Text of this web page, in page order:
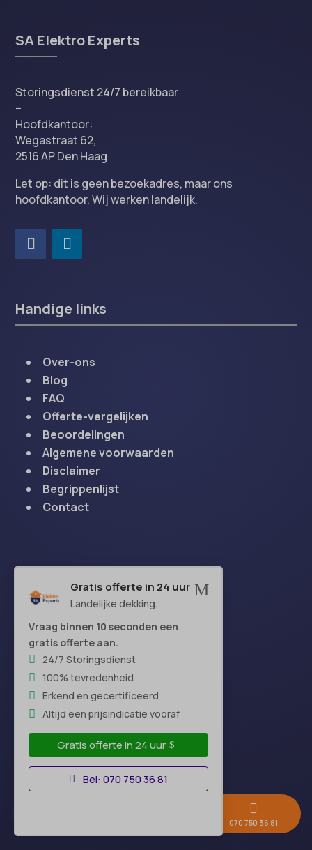
M
Gratis offerte in 24 uur
Landelijke dekking.
Vraag binnen 10 seconden een
gratis offerte aan.
24/7 Storingsdienst
100% tevredenheid
Erkend en gecertificeerd
Altijd een prijsindicatie vooraf
Gratis offerte in 24 uur
Bel: 070 750 36 81
SA Elektro Experts
Storingsdienst 24/7 bereikbaar
–
Hoofdkantoor:
Wegastraat 62,
2516 AP Den Haag
Let op: dit is geen bezoekadres, maar ons
hoofdkantoor. Wij werken landelijk.
Handige links
Over-ons
Blog
FAQ
Offerte-vergelijken
Beoordelingen
Algemene voorwaarden
Disclaimer
Begrippenlijst
Contact
Openingstijden
Maandag:24 uur
Dinsdag:24 uur
Woensdag:24 uur
Donderdag:24 uur
Vrijdag: 24 uur
Zaterdag:24 uur
Zondag:24 uur
Hoofdkantoor

070 750 36 81